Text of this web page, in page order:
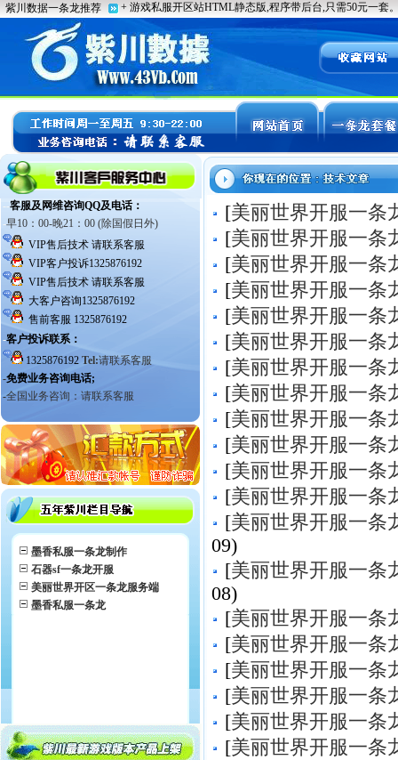
墨香私服一条龙制作
石器sf一条龙开服
美丽世界开区一条龙服务端
墨香私服一条龙
[美丽世界开服一条
[美丽世界开服一条
[美丽世界开服一条
[美丽世界开服一条
[美丽世界开服一条
[美丽世界开服一条
[美丽世界开服一条
[美丽世界开服一条
[美丽世界开服一条
[美丽世界开服一条
[美丽世界开服一条
[美丽世界开服一条
[美丽世界开服一条
09)
[美丽世界开服一条
08)
[美丽世界开服一条
[美丽世界开服一条
[美丽世界开服一条
[美丽世界开服一条
[美丽世界开服一条
[美丽世界开服一条